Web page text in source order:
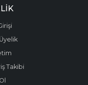
Takibi